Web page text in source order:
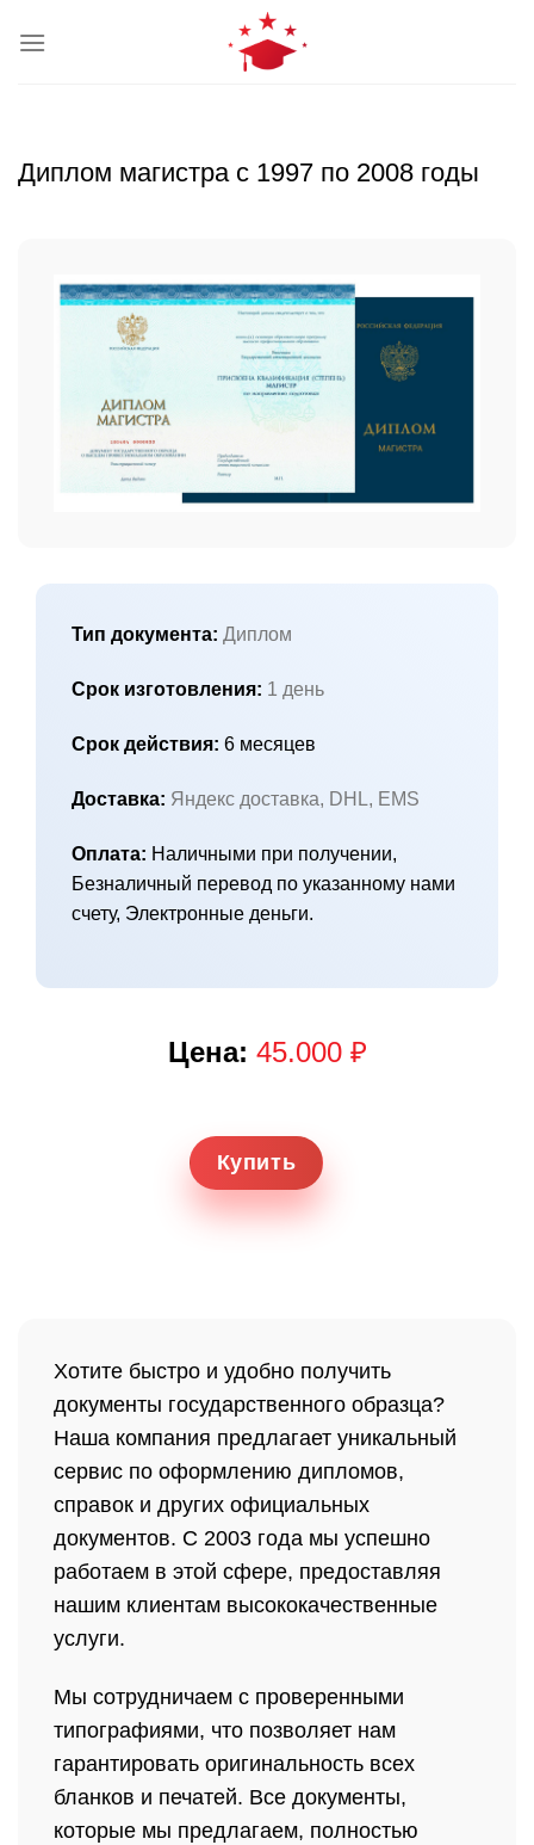
Диплом магистра с 1997 по 2008 годы
Тип документа: Диплом
Срок изготовления: 1 день
Срок действия: 6 месяцев
Доставка: Яндекс доставка, DHL, EMS
Оплата: Наличными при получении,
Безналичный перевод по указанному нами
счету, Электронные деньги.
Цена: 45.000 ₽
Купить
Хотите быстро и удобно получить
документы государственного образца?
Наша компания предлагает уникальный
сервис по оформлению дипломов,
справок и других официальных
документов. С 2003 года мы успешно
работаем в этой сфере, предоставляя
нашим клиентам высококачественные
услуги.
Мы сотрудничаем с проверенными
типографиями, что позволяет нам
гарантировать оригинальность всех
бланков и печатей. Все документы,
которые мы предлагаем, полностью